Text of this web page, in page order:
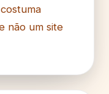
não um site